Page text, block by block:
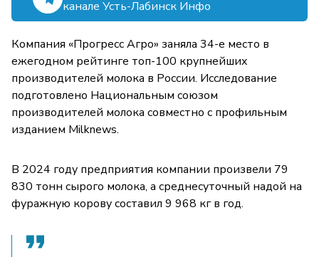
канале Усть-Лабинск Инфо
Компания «Прогресс Агро» заняла 34-е место в
ежегодном рейтинге топ-100 крупнейших
производителей молока в России. Исследование
подготовлено Национальным союзом
производителей молока совместно с профильным
изданием Milknews.
В 2024 году предприятия компании произвели 79
830 тонн сырого молока, а среднесуточный надой на
фуражную корову составил 9 968 кг в год.